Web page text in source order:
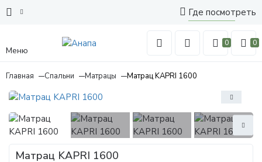
Где посмотреть
Меню
0 0
Главная Спальни Матрацы Матрац KAPRI 1600
Матрац KAPRI 1600